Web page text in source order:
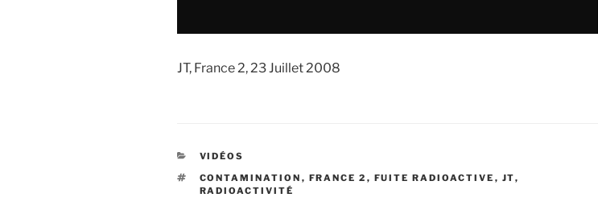
JT, France 2, 23 Juillet 2008
CATÉGORIES
VIDÉOS
ÉTIQUETTES
CONTAMINATION , FRANCE 2 , FUITE RADIOACTIVE , JT,
RADIOACTIVITÉ